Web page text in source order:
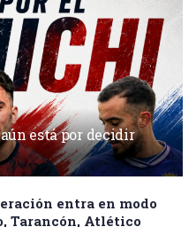
está por decidir
entra en modo
Tarancón, Atlético